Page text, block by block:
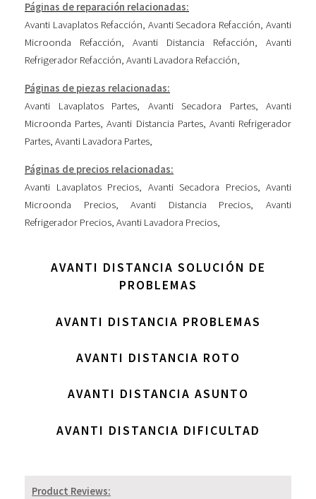
Páginas de reparación relacionadas:
Avanti Lavaplatos Refacción, Avanti Secadora Refacción,Avanti
Microonda Refacción, Avanti Distancia Refacción, Avanti
Refrigerador Refacción, Avanti Lavadora Refacción,
Páginas de piezas relacionadas:
Avanti Lavaplatos Partes, Avanti Secadora Partes, Avanti
Microonda Partes,Avanti Distancia Partes, Avanti Refrigerador
Partes, Avanti Lavadora Partes,
Páginas de precios relacionadas:
Avanti Lavaplatos Precios, Avanti Secadora Precios, Avanti
Microonda Precios,Avanti Distancia Precios,Avanti
Refrigerador Precios, Avanti Lavadora Precios,
AVANTI DISTANCIA SOLUCIÓN DE
PROBLEMAS
AVANTI DISTANCIA PROBLEMAS
AVANTI DISTANCIA ROTO
AVANTI DISTANCIA ASUNTO
AVANTI DISTANCIA DIFICULTAD
Product Reviews: